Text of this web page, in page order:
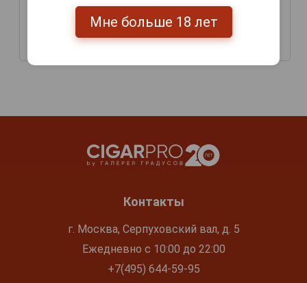
Svetle Пиво Ческе
Властництви Вичепни
Светли 0.5л
Lezak Пиво Ческе
Властництви Светли
Лежак 0.5л
Контакты
г. Москва, Серпуховский вал, д. 5
Ежедневно с 10:00 до 22:00
+7(495) 644-59-95
Мне больше 18 лет